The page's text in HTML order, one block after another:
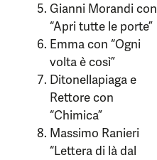
Gianni Morandi con
“Apri tutte le porte”
Emma con “Ogni
volta è così”
Ditonellapiaga e
Rettore con
“Chimica”
Massimo Ranieri
“Lettera di là dal